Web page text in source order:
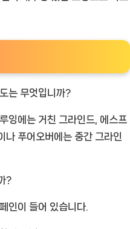
는 무엇입니까?
잉에는 거친 그라인드, 에스프
나 푸어오버에는 중간 그라인
?
인이 들어 있습니다.